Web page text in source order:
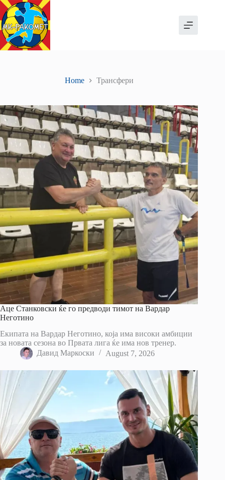
Skip
to
content
Home Трансфери
Аце Станковски ќе го предводи тимот на Вардар
Неготино
Екипата на Вардар Неготино, која има високи амбиции
за новата сезона во Првата лига ќе има нов тренер.
Давид Маркоски
August 7, 2026